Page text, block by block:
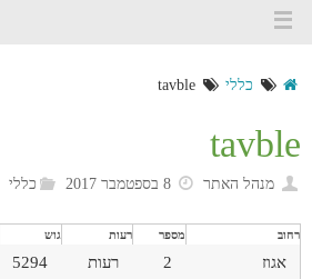
כללי tavble
tavble
מנהל האתר 8 בספטמבר 2017 כללי
רחוב מספר רעות גוש
אגוז 2 רעות 5294